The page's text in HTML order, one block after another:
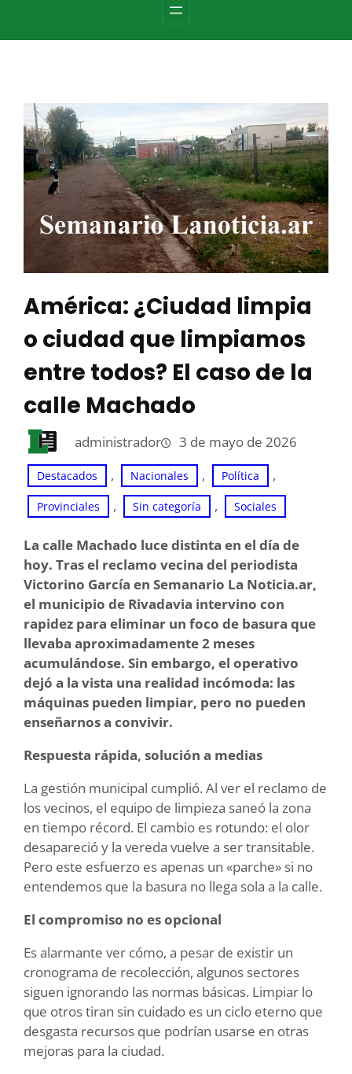
América: ¿Ciudad limpia
o ciudad que limpiamos
entre todos? El caso de la
calle Machado
administrador 3 de mayo de 2026
Destacados , Nacionales , Política ,
Provinciales , Sin categoría , Sociales
La calle Machado luce distinta en el día de
hoy. Tras el reclamo vecina del periodista
Victorino García en Semanario La Noticia.ar,
el municipio de Rivadavia intervino con
rapidez para eliminar un foco de basura que
llevaba aproximadamente 2 meses
acumulándose. Sin embargo, el operativo
dejó a la vista una realidad incómoda: las
máquinas pueden limpiar, pero no pueden
enseñarnos a convivir.
Respuesta rápida, solución a medias
La gestión municipal cumplió. Al ver el reclamo de
los vecinos, el equipo de limpieza saneó la zona
en tiempo récord. El cambio es rotundo: el olor
desapareció y la vereda vuelve a ser transitable.
Pero este esfuerzo es apenas un «parche» si no
entendemos que la basura no llega sola a la calle.
El compromiso no es opcional
Es alarmante ver cómo, a pesar de existir un
cronograma de recolección, algunos sectores
siguen ignorando las normas básicas. Limpiar lo
que otros tiran sin cuidado es un ciclo eterno que
desgasta recursos que podrían usarse en otras
mejoras para la ciudad.